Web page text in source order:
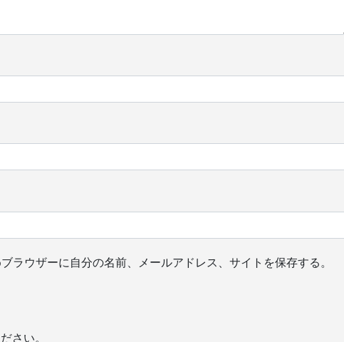
ラウザーに自分の名前、メールアドレス、サイトを保存する。
さい。